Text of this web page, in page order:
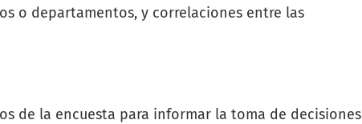
o departamentos, y correlaciones entre las
de la encuesta para informar la toma de decisiones